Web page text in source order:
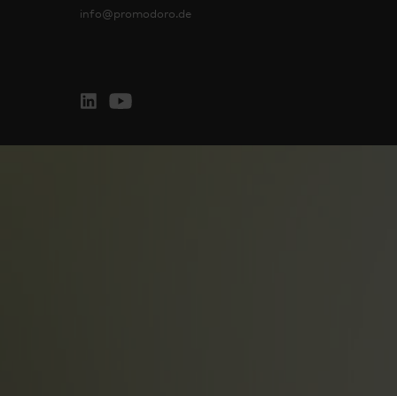
info@promodoro.de